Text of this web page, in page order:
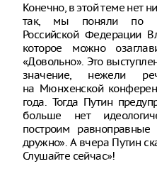
Конечно, в этой теме нет
так, мы поняли по
Российской Федерации
которое можно
«Довольно». Это
значение, нежели
на Мюнхенской
года. Тогда Путин
больше нет
построим
дружно». А вчера Путин
Слушайте сейчас»!